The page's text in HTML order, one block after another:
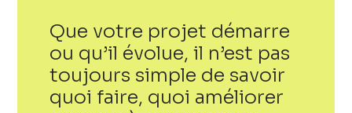
Que votre projet démarre
ou qu’il évolue, il n’est pas
toujours simple de savoir
quoi faire, quoi améliorer